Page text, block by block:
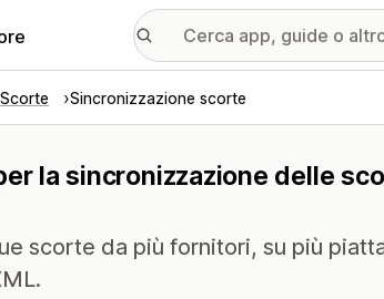
Scorte Sincronizzazione scorte
la sincronizzazione delle
scorte da più fornitori, su più